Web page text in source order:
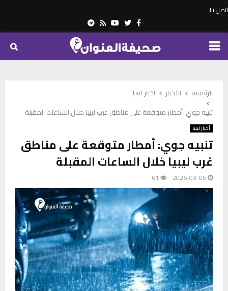
اتصل بنا
Facebook
Twitter
Youtube
Rss
Telegram
PRIMARY
الرئيسية الأخبار
أخبار ليبيا
تنبيه جوي: أمطار متوقعة على مناطق غرب ليبيا خلال الساعات المقبلة
أخبار ليبيا
تنبيه جوي: أمطار متوقعة على مناطق
غرب ليبيا خلال الساعات المقبلة
2026-03-05
61